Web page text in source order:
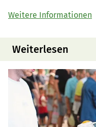
Weitere Informationen
Weiterlesen